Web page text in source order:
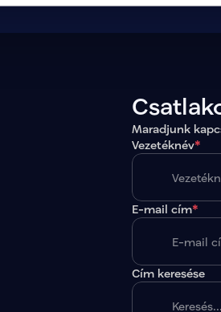
Maradjunk
Vezetéknév*
E-mail cím*
Cím keresése